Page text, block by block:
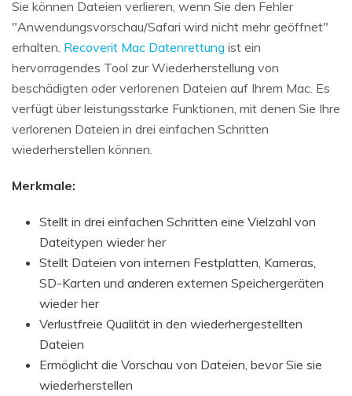
Sie können Dateien verlieren, wenn Sie den Fehler
"Anwendungsvorschau/Safari wird nicht mehr geöffnet"
erhalten. Recoverit Mac Datenrettung ist ein
hervorragendes Tool zur Wiederherstellung von
beschädigten oder verlorenen Dateien auf Ihrem Mac. Es
verfügt über leistungsstarke Funktionen, mit denen Sie Ihre
verlorenen Dateien in drei einfachen Schritten
wiederherstellen können.
Merkmale:
Stellt in drei einfachen Schritten eine Vielzahl von
Dateitypen wieder her
Stellt Dateien von internen Festplatten, Kameras,
SD-Karten und anderen externen Speichergeräten
wieder her
Verlustfreie Qualität in den wiederhergestellten
Dateien
Ermöglicht die Vorschau von Dateien, bevor Sie sie
wiederherstellen